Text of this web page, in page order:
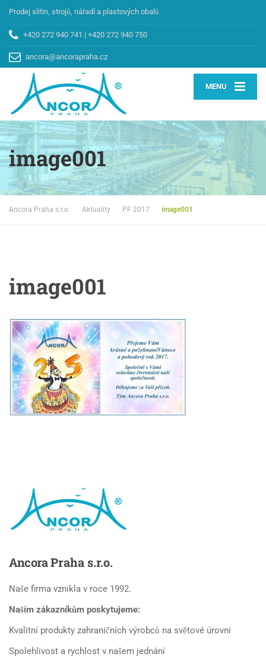
Prodej slitin, strojů, nářadí a plastových obalů
+420 272 940 741 | +420 272 940 750
ancora@ancorapraha.cz
MENU
image001
Ancora Praha s.r.o. Aktuality PF 2017 image001
image001
AncoraPraha s.r.o.
Naše firma vznikla v roce 1992.
Naším zákazníkům poskytujeme:
Kvalitní produkty zahraničních výrobců na světové úrovni
Spolehlivost a rychlost v našem jednání